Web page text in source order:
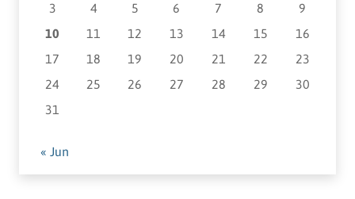
3
4 5 6 7 8
9
10
11 12 13 14 15
16
17
18 19 20 21 22
23
24
25 26 27 28 29
30
31
« Jun